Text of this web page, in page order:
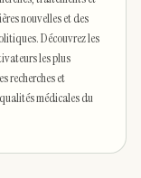
nouvelles et des
Découvrez les
les plus
recherches et
médicales du